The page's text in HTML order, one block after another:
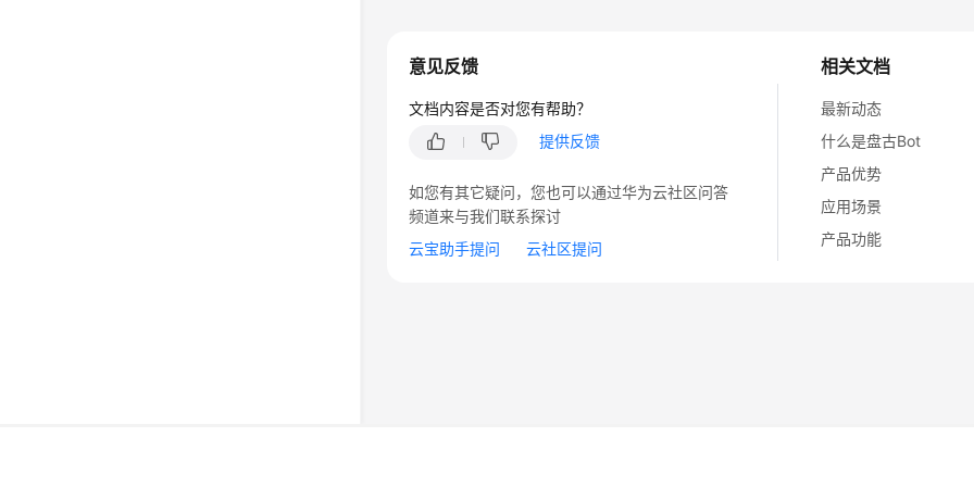
相关文档
最新动态
什么是盘古Bot
产品优势
应用场景
产品功能
意见反馈
文档内容是否对您有帮助？
提供反馈
如您有其它疑问，您也可以通过华为云社区问答
频道来与我们联系探讨
云宝助手提问
云社区提问